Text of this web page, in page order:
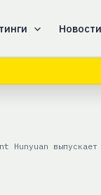
Hunyuan выпускает